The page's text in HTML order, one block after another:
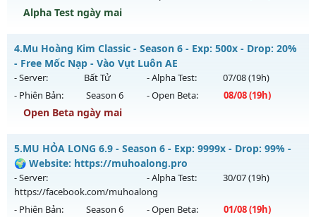
Exp: 9999x - Drop: 99%
Thể loại: Mu Nguyên bản Webzen
Antihack: XShield
Alpha Test ngày mai
Cày Cuốc Không Mốc - Săn Boss Cực Đã Train 1 Wc Tại K4
Mu mới ra tháng 08 2026 - Mở máy chủ
ngày 10/08/2626
Exp: 200x - Drop: 20%
Kiểu reset: Reset In Game
Thể loại: Mu Nguyên bản Webzen
Antihack: GameGuard
4.Mu Hoàng Kim Classic - Season 6 - Exp: 500x - Drop: 20%
- Free Mốc Nạp - Vào Vụt Luôn AE
- Server: Bất Tử - Alpha Test: 07/08(19h)
- Phiên Bản:
Season 6 - Open Beta: 08/08(19h)
Open Beta ngày mai
Mu Hoàng Kim Classic - Free Mốc Nạp - Vào Vụt Luôn AE
Mu mới ra tháng 08 2026 - Mở máy chủ
ngày 08/08/2626
Exp: 500x - Drop: 20%
5.MU HỎA LONG 6.9 - Season 6 - Exp: 9999x - Drop: 99% -
🌍 Website: https://muhoalong.pro
- Server:
https://facebook.com/muhoalong
- Alpha Test: 30/07(19h)
- Phiên Bản: Season 6 - Open Beta: 01/08(19h)